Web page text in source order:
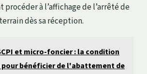
à l’affichage de l’arrêté de
dès sa réception.
et micro-foncier : la condition
pour bénéficier de l'abattement de